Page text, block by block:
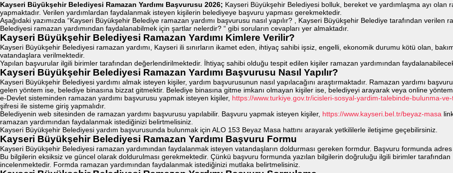
Kayseri Büyükşehir Belediyesi Ramazan Yardımı Başvurusu 2026; Kayseri Büyükşehir Belediyesi bolluk, bereket ve yardımlaşma ayı olan
yapmaktadır. Verilen yardımlardan faydalanmak isteyen kişilerin belediyeye başvuru yapması gerekmektedir.
Aşağıdaki yazımızda “Kayseri Büyükşehir Belediye ramazan yardımı başvurusu nasıl yapılır? , Kayseri Büyükşehir Belediye tarafından
Belediyesi ramazan yardımından faydalanabilmek için şartlar nelerdir? “ gibi soruların cevapları yer almaktadır.
Kayseri Büyükşehir Belediyesi Ramazan Yardımı Kimlere Verilir?
Kayseri Büyükşehir Belediyesi ramazan yardımı, Kayseri ili sınırların ikamet eden, ihtiyaç sahibi işsiz, engelli, ekonomik durumu kötü olan,
vatandaşlara verilmektedir.
Yapılan başvurular ilgili birimler tarafından değerlendirilmektedir. İhtiyaç sahibi olduğu tespit edilen kişiler ramazan yardımından
Kayseri Büyükşehir Belediyesi Ramazan Yardımı Başvurusu Nasıl Yapılır?
Kayseri Büyükşehir Belediyesi yardımı almak isteyen kişiler, yardım başvurusunun nasıl yapılacağını araştırmaktadır. Ramazan yardımı
gelen yöntem ise, belediye binasına bizzat gitmektir. Belediye binasına gitme imkanı olmayan kişiler ise, belediyeyi arayarak veya online
e-Devlet sisteminden ramazan yardımı başvurusu yapmak isteyen kişiler, https://www.turkiye.gov.tr/icisleri-sosyal-yardim-talebinde-bulunma-
şifresi ile sisteme giriş yapmalıdır.
Belediyenin web sitesinden de ramazan yardımı başvurusu yapılabilir. Başvuru yapmak isteyen kişiler, https://www.kayseri.bel.tr/beyaz-masa
ramazan yardımından faydalanmak istediğinizi belirtmelisiniz.
Kayseri Büyükşehir Belediyesi yardım başvurusunda bulunmak için ALO 153 Beyaz Masa hattını arayarak yetkililerle iletişime geçebilirsiniz.
Kayseri Büyükşehir Belediyesi Ramazan Yardımı Başvuru Formu
Kayseri Büyükşehir Belediyesi ramazan yardımından faydalanmak isteyen vatandaşların doldurması gereken formdur. Başvuru formunda
Bu bilgilerin eksiksiz ve güncel olarak doldurulması gerekmektedir. Çünkü başvuru formunda yazılan bilgilerin doğruluğu ilgili birimler tarafından
incelenmektedir. Formda ramazan yardımından faydalanmak istediğinizi mutlaka belirtmelisiniz.